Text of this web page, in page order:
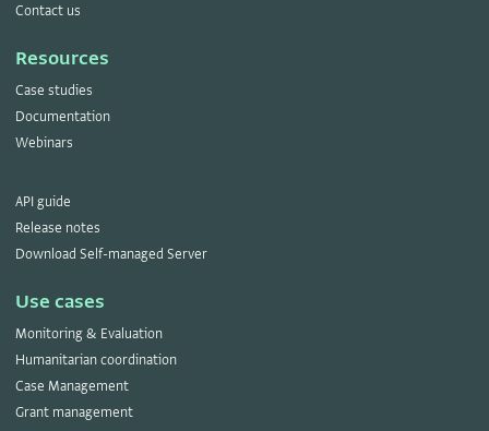
Contact us
Resources
Case studies
Documentation
Webinars
API guide
Release notes
Download Self-managed Server
Use cases
Monitoring & Evaluation
Humanitarian coordination
Case Management
Grant management